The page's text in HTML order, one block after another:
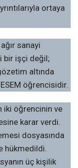
ortaya
sanayi
bir işçi değil;
altında
öğrencisidir.
iki öğrencinin ve
karar verdi.
dosyasında
hükmedildi.
üç kişilik